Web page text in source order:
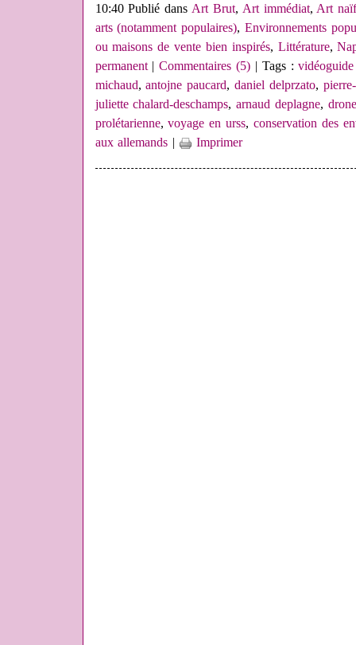
10:40 Publié dansArt Brut, Art immédiat,Art
arts (notamment populaires),Environnements
ou maisons de vente bien inspirés, Littérature,
permanent|Commentaires (5) | Tags :
michaud,antojne paucard,daniel delprzato,
juliette chalard-deschamps,arnaud deplagne, drone
prolétarienne,voyage en urss, conservation des
aux allemands | Imprimer